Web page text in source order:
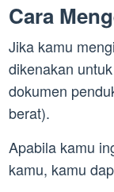
Cara
Jika kamu
dikenakan
dokumen
berat).
Apabila kamu
kamu, kamu